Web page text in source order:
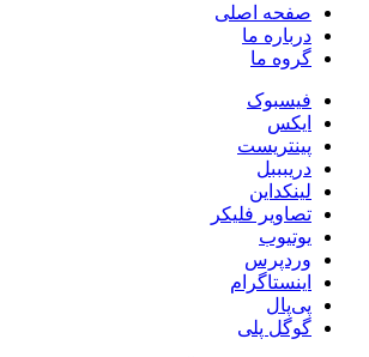
صفحه اصلی
درباره ما
گروه ما
فیسبوک
ایکس
پینتریست
دریبببل
لینکداین
تصاویر فلیکر
یوتیوب
وردپرس
اینستاگرام
پی‌پال
گوگل پلی